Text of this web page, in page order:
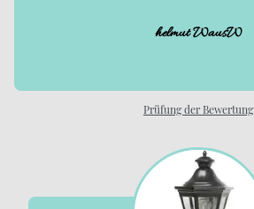
helmut WausW
Prüfung der Bewertung